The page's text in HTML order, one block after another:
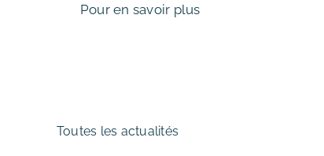
Pour en savoir plus
Toutes les actualités